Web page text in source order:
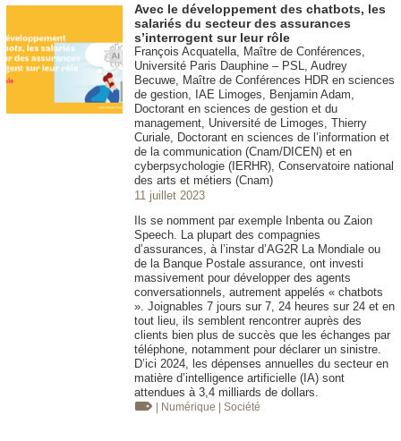
Avec le développement des chatbots, les
salariés du secteur des assurances
s’interrogent sur leur rôle
François Acquatella, Maître de Conférences,
Université Paris Dauphine – PSL, Audrey
Becuwe, Maître de Conférences HDR en sciences
de gestion, IAE Limoges, Benjamin Adam,
Doctorant en sciences de gestion et du
management, Université de Limoges, Thierry
Curiale, Doctorant en sciences de l’information et
de la communication (Cnam/DICEN) et en
cyberpsychologie (IERHR), Conservatoire national
des arts et métiers (Cnam)
11 juillet 2023
Ils se nomment par exemple Inbenta ou Zaion
Speech. La plupart des compagnies
d’assurances, à l’instar d’AG2R La Mondiale ou
de la Banque Postale assurance, ont investi
massivement pour développer des agents
conversationnels, autrement appelés « chatbots
». Joignables 7 jours sur 7, 24 heures sur 24 et en
tout lieu, ils semblent rencontrer auprès des
clients bien plus de succès que les échanges par
téléphone, notamment pour déclarer un sinistre.
D’ici 2024, les dépenses annuelles du secteur en
matière d’intelligence artificielle (IA) sont
attendues à 3,4 milliards de dollars.
| Numérique | Société